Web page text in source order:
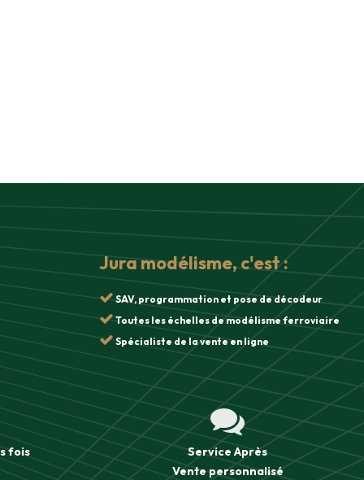
fois
Service Après
Ventepersonnalisé
Jura modélisme, c'est :
SAV, programmation et pose de décodeur
Toutes les échelles de modélisme ferroviaire
Spécialiste de la vente en ligne